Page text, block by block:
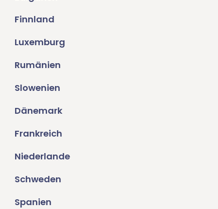
Finnland
Luxemburg
Rumänien
Slowenien
Dänemark
Frankreich
Niederlande
Schweden
Spanien